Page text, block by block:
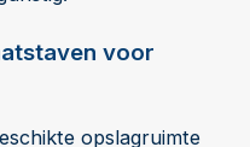
voor
opslagruimte